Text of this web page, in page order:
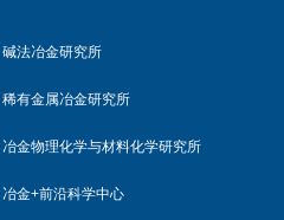
碱法冶金研究所
稀有金属冶金研究所
冶金物理化学与材料化学研究所
冶金+前沿科学中心